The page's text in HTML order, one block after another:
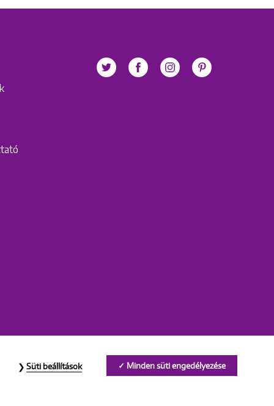
Minden süti engedélyezése
Süti beállítások